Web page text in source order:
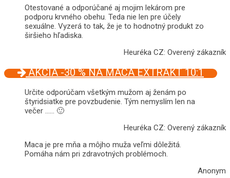
Otestované a odporúčané aj mojim lekárom pre
podporu krvného obehu. Teda nie len pre účely
sexuálne. Vyzerá to tak, že je to hodnotný produkt zo
širšieho hľadiska.
Heuréka CZ: Overený zákazník
AKCIA -30 % NA MACA EXTRAKT 10:1
Určite odporúčam všetkým mužom aj ženám po
štyridsiatke pre povzbudenie. Tým nemyslím len na
večer …… 🙂
Heuréka CZ: Overený zákazník
Maca je pre mňa a môjho muža veľmi dôležitá.
Pomáha nám pri zdravotných problémoch.
Anonym